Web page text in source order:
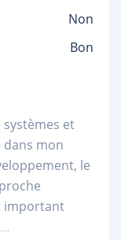
Non
Bon
et
mon
le
important
...